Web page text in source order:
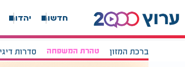
חדשות יהדות
ברכת המזון טהרת המשפחה סדרות